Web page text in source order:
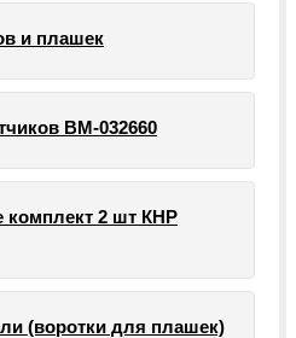
и плашек
ВМ-032660
комплект 2 шт КНР
(воротки для плашек)